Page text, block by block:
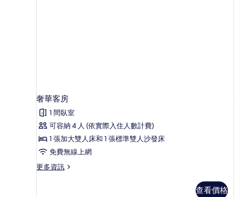
奢華客房
1 間臥室
可容納 4 人 (依實際入住人數計費)
1 張加大雙人床和 1 張標準雙人沙發床
免費無線上網
更多資訊
更
查看價格